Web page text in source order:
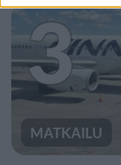
3
MATKAILU